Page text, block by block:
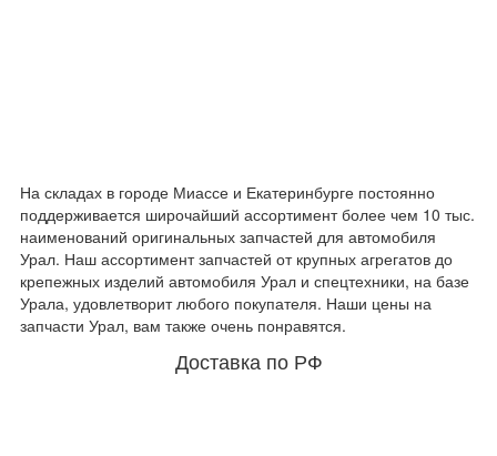
На складах в городе Миассе и Екатеринбурге постоянно
поддерживается широчайший ассортимент более чем 10 тыс.
наименований оригинальных запчастей для автомобиля
Урал. Наш ассортимент запчастей от крупных агрегатов до
крепежных изделий автомобиля Урал и спецтехники, на базе
Урала, удовлетворит любого покупателя. Наши цены на
запчасти Урал, вам также очень понравятся.
Доставка по РФ